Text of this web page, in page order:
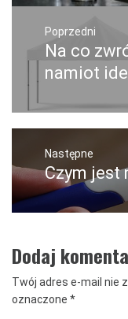
Nawigacja
wpisuPoprzedni
Poprzedni
Na co
namiot
Następne
Następny
post:
Czym jest
Dodaj
Twój adres e-mail nie
oznaczone *